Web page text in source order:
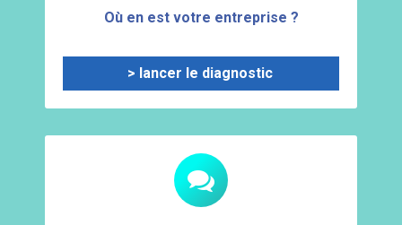
Où en est votre entreprise ?
> lancer le diagnostic